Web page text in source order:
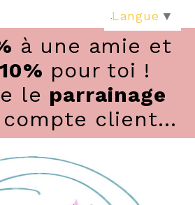
à une amie et
pour toi !
le parrainage
client...
Langue ▼